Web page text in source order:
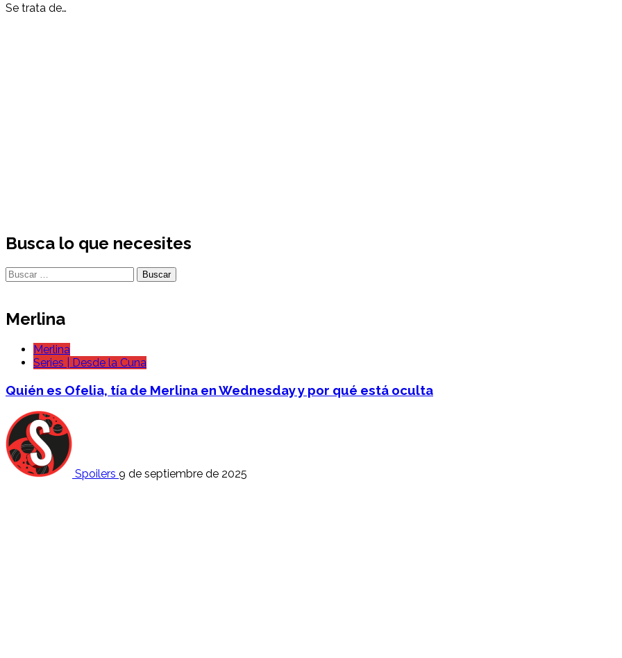
Se trata de…
Busca lo que necesites
Buscar:
Merlina
Merlina
Series | Desde la Cuna
Quién es Ofelia, tía de Merlina en Wednesday y por qué está oculta
Spoilers 9 de septiembre de 2025